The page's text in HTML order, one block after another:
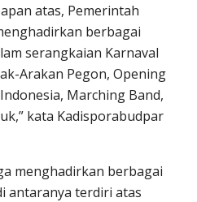
atas, Pemerintah
berbagai
serangkaian Karnaval
Arakan Pegon, Opening
Marching Band,
kata Kadisporabudpar
menghadirkan berbagai
antaranya terdiri atas